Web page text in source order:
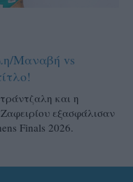
Μαναβή vs
και η
εξασφάλισαν
Finals 2026.